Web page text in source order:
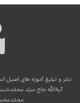
نشر و تبلیغ آموزه های اصیل
آیةالله حاج سیّد